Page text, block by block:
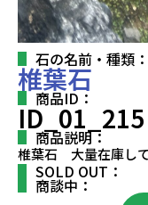
石の名前・種類：
椎葉石
商品ID：
ID_01_215
商品説明：
椎葉石 大量在庫して
SOLD OUT：
商談中：